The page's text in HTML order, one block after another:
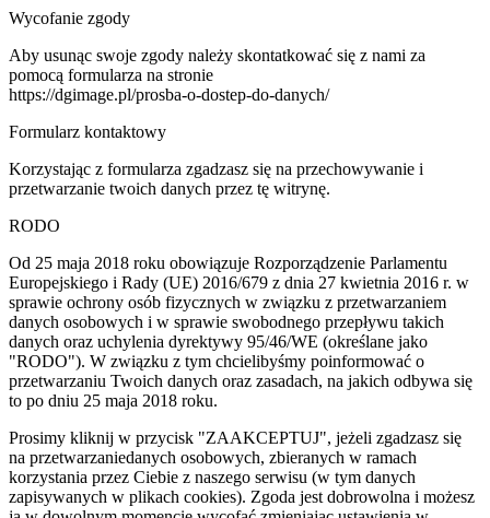
Wycofanie zgody
Aby usunąc swoje zgody należy skontatkować się z nami za
pomocą formularza na stronie
https://dgimage.pl/prosba-o-dostep-do-danych/
Formularz kontaktowy
Korzystając z formularza zgadzasz się na przechowywanie i
przetwarzanie twoich danych przez tę witrynę.
RODO
Od 25 maja 2018 roku obowiązuje Rozporządzenie Parlamentu
Europejskiego i Rady (UE) 2016/679 z dnia 27 kwietnia 2016 r. w
sprawie ochrony osób fizycznych w związku z przetwarzaniem
danych osobowych i w sprawie swobodnego przepływu takich
danych oraz uchylenia dyrektywy 95/46/WE (określane jako
"RODO"). W związku z tym chcielibyśmy poinformować o
przetwarzaniu Twoich danych oraz zasadach, na jakich odbywa się
to po dniu 25 maja 2018 roku.
Prosimy kliknij w przycisk "ZAAKCEPTUJ", jeżeli zgadzasz się
na przetwarzaniedanych osobowych, zbieranych w ramach
korzystania przez Ciebie z naszego serwisu (w tym danych
zapisywanych w plikach cookies). Zgoda jest dobrowolna i możesz